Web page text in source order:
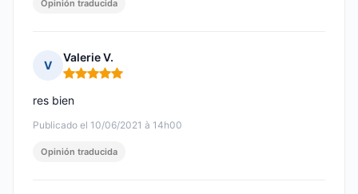
Opinión traducida
V
Valerie V.
Nota: 5 de 5
Publicado el 10/06/2021 à 14h00
res bien
Opinión traducida